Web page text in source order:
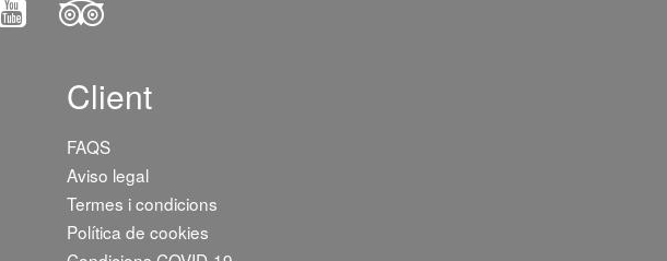
Client
FAQS
Aviso legal
Termes i condicions
Política de cookies